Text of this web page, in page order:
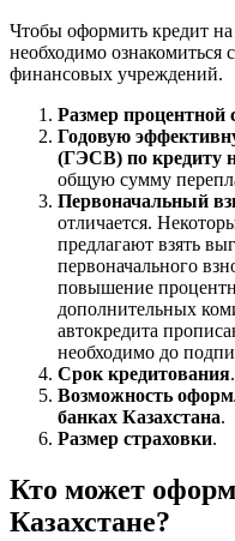
Чтобы оформить кредит на
необходимо ознакомиться
финансовых учреждений.
Размер процентной
Годовую
(ГЭСВ) по кредиту
общую сумму
Первоначальный
отличается.
предлагают взять
первоначального
повышение
дополнительных
автокредита
необходимо до
Срок кредитования.
Возможность
банках Казахстана.
Размер страховки.
Кто может
Казахстане?